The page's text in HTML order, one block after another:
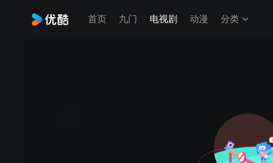
首页 九门 电视剧 动漫 分类